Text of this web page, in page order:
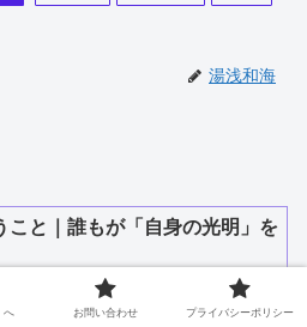
湯浅和海
こと｜誰もが「自身の光明」を
へ お問い合わせ プライバシーポリシー